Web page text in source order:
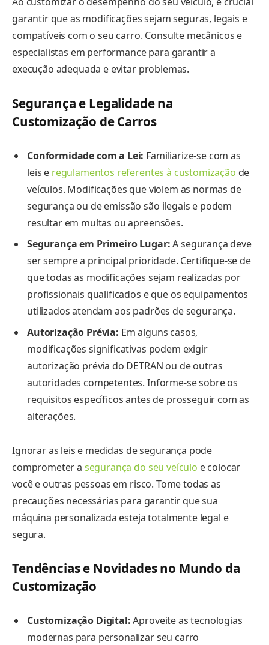
garantir que as modificações sejam seguras, legais e
compatíveis com o seu carro. Consulte mecânicos e
especialistas em performance para garantir a
execução adequada e evitar problemas.
Segurança e Legalidade na
Customização de Carros
Conformidade com a Lei: Familiarize-se com as
leis e regulamentos referentes à customização de
veículos. Modificações que violem as normas de
segurança ou de emissão são ilegais e podem
resultar em multas ou apreensões.
Segurança em Primeiro Lugar:A segurança deve
ser sempre a principal prioridade. Certifique-se de
que todas as modificações sejam realizadas por
profissionais qualificados e que os equipamentos
utilizados atendam aos padrões de segurança.
Autorização Prévia: Em alguns casos,
modificações significativas podem exigir
autorização prévia do DETRAN ou de outras
autoridades competentes. Informe-se sobre os
requisitos específicos antes de prosseguir com as
alterações.
Ignorar as leis e medidas de segurança pode
comprometer a segurança do seu veículo e colocar
você e outras pessoas em risco. Tome todas as
precauções necessárias para garantir que sua
máquina personalizada esteja totalmente legal e
segura.
Tendências e Novidades no Mundo da
Customização
Customização Digital:Aproveite as tecnologias
modernas para personalizar seu carro